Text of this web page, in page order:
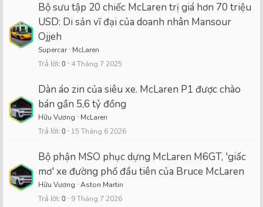
Bộ sưu tập 20 chiếc McLaren trị giá hơn 70 triệu
USD: Di sản vĩ đại của doanh nhân Mansour
Ojjeh
Supercar McLaren
Trả lời 0 4 Tháng 7 2025
Dàn áo zin của siêu xe. McLaren P1 được chào
bán gần 5,6 tỷ đồng
Hữu Vương McLaren
Trả lời 0 15 Tháng 6 2026
Bộ phận MSO phục dựng McLaren M6GT, 'giấc
mơ' xe đường phố đầu tiên của Bruce McLaren
Hữu Vương Aston Martin
Trả lời 0 9 Tháng 7 2026